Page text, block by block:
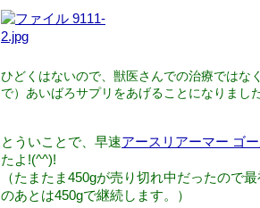
ひどくはないので、獣医さんでの治療ではな
で）あいばろサプリをあげることになりまし
とういことで、早速アースリアーマー ゴ
たよ!(^^)!
（たまたま450gが売り切れ中だったので
のあとは450gで継続します。）